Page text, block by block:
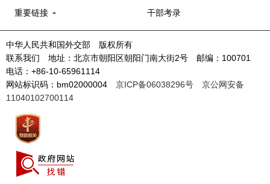
重要链接 干部考录
中华人民共和国外交部 版权所有
联系我们 地址：北京市朝阳区朝阳门南大街2号 邮编：100701
电话：+86-10-65961114
网站标识码：bm02000004 京ICP备06038296号
京公网安备
11040102700114